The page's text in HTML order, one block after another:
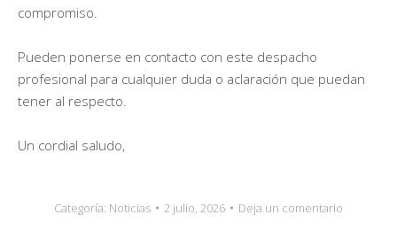
compromiso.
Pueden ponerse en contacto con este despacho
profesional para cualquier duda o aclaración que puedan
tener al respecto.
Un cordial saludo,
Categoría: Noticias 2 julio, 2026 Deja un comentario